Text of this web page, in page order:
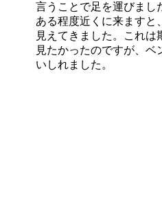
言うことで足を運びまし
ある程度近くに来ますと
見えてきました。これは
見たかったのですが、
いしれました。